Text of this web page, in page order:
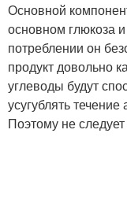
Основной
основном глюкоза
потреблении он
продукт довольно
углеводы будут
усугублять
Поэтому не